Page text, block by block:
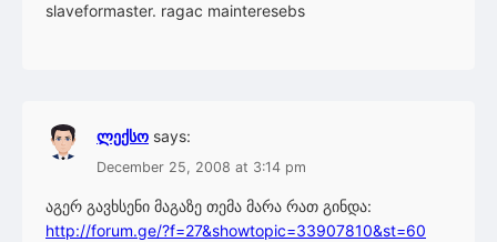
slaveformaster. ragac mainteresebs
ლექსო says:
December 25, 2008 at 3:14 pm
აგერ გავხსენი მაგაზე თემა მარა რათ გინდა:
http://forum.ge/?f=27&showtopic=33907810&st=60